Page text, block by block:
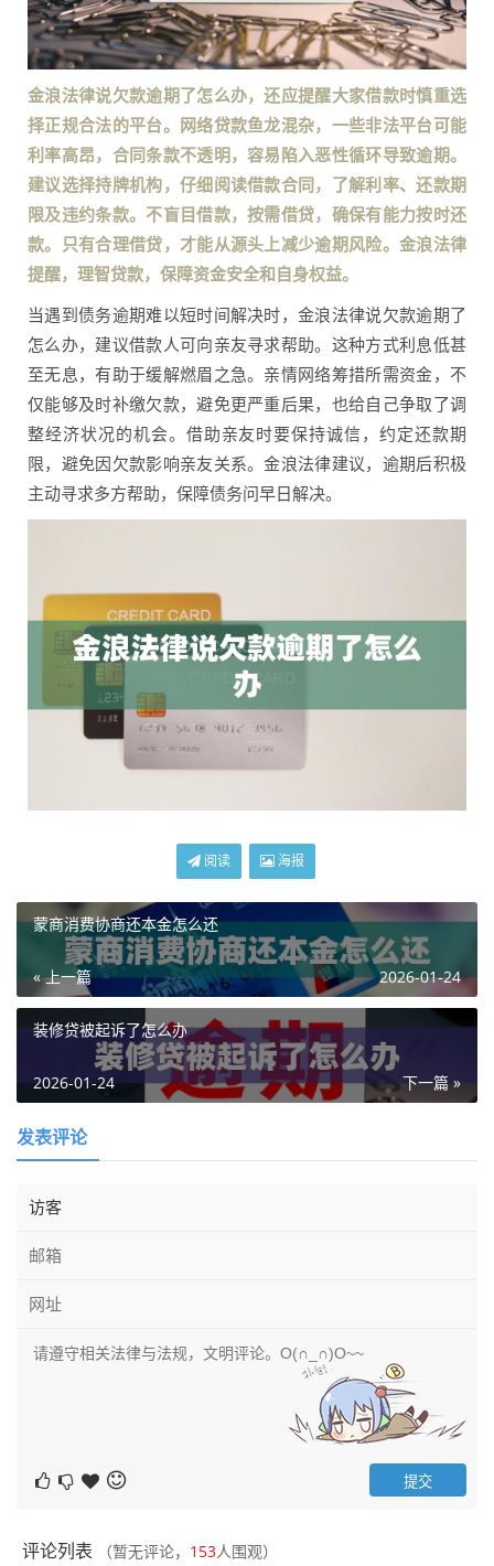
金浪法律说欠款逾期了怎么办，还应提醒大家借款时慎重选
择正规合法的平台。网络贷款鱼龙混杂，一些非法平台可能
利率高昂，合同条款不透明，容易陷入恶性循环导致逾期。
建议选择持牌机构，仔细阅读借款合同，了解利率、还款期
限及违约条款。不盲目借款，按需借贷，确保有能力按时还
款。只有合理借贷，才能从源头上减少逾期风险。金浪法律
提醒，理智贷款，保障资金安全和自身权益。
当遇到债务逾期难以短时间解决时，金浪法律说欠款逾期了
怎么办，建议借款人可向亲友寻求帮助。这种方式利息低甚
至无息，有助于缓解燃眉之急。亲情网络筹措所需资金，不
仅能够及时补缴欠款，避免更严重后果，也给自己争取了调
整经济状况的机会。借助亲友时要保持诚信，约定还款期
限，避免因欠款影响亲友关系。金浪法律建议，逾期后积极
主动寻求多方帮助，保障债务问早日解决。
阅读 海报
蒙商消费协商还本金怎么还
« 上一篇 2026-01-24
装修贷被起诉了怎么办
下一篇 »
2026-01-24
发表评论
评论列表 （暂无评论， 153人围观）